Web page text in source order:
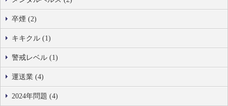
卒煙 (2)
キキクル (1)
警戒レベル (1)
運送業 (4)
2024年問題 (4)